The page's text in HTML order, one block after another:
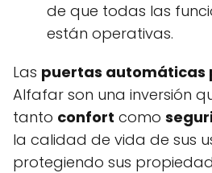
de que todas las
están operativas.
Las puertas automáticas
Alfafar son una inversión
tanto confort como
la calidad de vida de sus
protegiendo sus